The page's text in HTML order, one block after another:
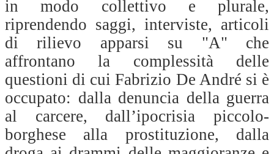
in modo collettivo e plurale,
riprendendo saggi, interviste, articoli
di rilievo apparsi su "A" che
affrontano la complessità delle
questioni di cui Fabrizio De André si è
occupato: dalla denuncia della guerra
al carcere, dall’ipocrisia piccolo-
borghese alla prostituzione, dalla